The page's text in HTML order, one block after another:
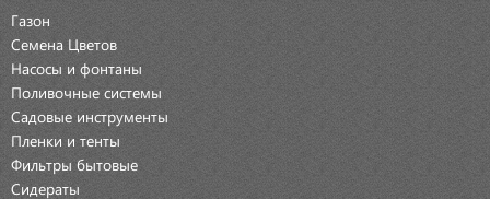
Газон
Семена Цветов
Насосы и фонтаны
Поливочные системы
Садовые инструменты
Пленки и тенты
Фильтры бытовые
Сидераты